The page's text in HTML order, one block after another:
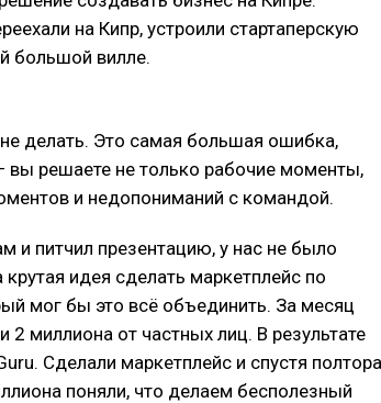
на Кипр, устроили стартаперскую
большой вилле.
делать. Это самая большая ошибка,
решаете не только рабочие моменты,
и недопониманий с командой.
и питчил презентацию, у нас не было
идея сделать маркетплейс по
мог бы это всё объединить. За месяц
2 миллиона от частных лиц. В результате
Сделали маркетплейс и спустя полтора
поняли, что делаем бесполезный